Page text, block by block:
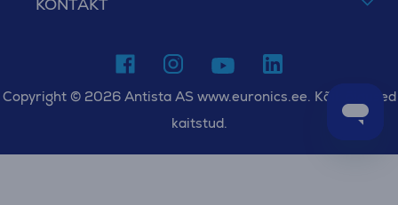
Copyright © 2026 Antista AS www.euronics.ee. Kõik õigused
kaitstud.